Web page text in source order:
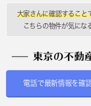
大家さんに確認すること
こちらの物件が気にな
電話で最新情報を確